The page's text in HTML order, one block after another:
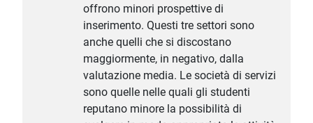
offrono minori prospettive di
inserimento. Questi tre settori sono
anche quelli che si discostano
maggiormente, in negativo, dalla
valutazione media. Le società di servizi
sono quelle nelle quali gli studenti
reputano minore la possibilità di